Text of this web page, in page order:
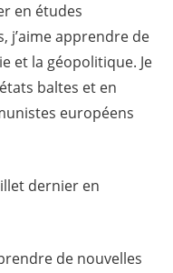
en études
j’aime apprendre de
et la géopolitique. Je
baltes et en
européens
dernier en
de nouvelles